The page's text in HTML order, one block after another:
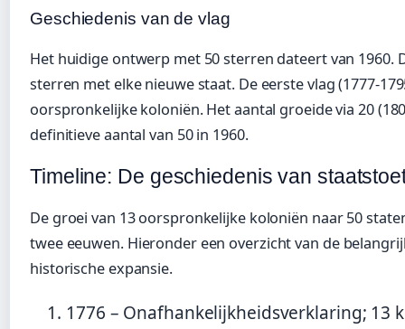
Geschiedenis van de vlag
Het huidige ontwerp met 50 sterren dateert van 1960.
sterren met elke nieuwe staat. De eerste vlag (1777-
oorspronkelijke koloniën. Het aantal groeide via 20
definitieve aantal van 50 in 1960.
Timeline: De geschiedenis van
De groei van 13 oorspronkelijke koloniën naar 50
twee eeuwen. Hieronder een overzicht van de
historische expansie.
1776 – Onafhankelijkheidsverklaring; 13